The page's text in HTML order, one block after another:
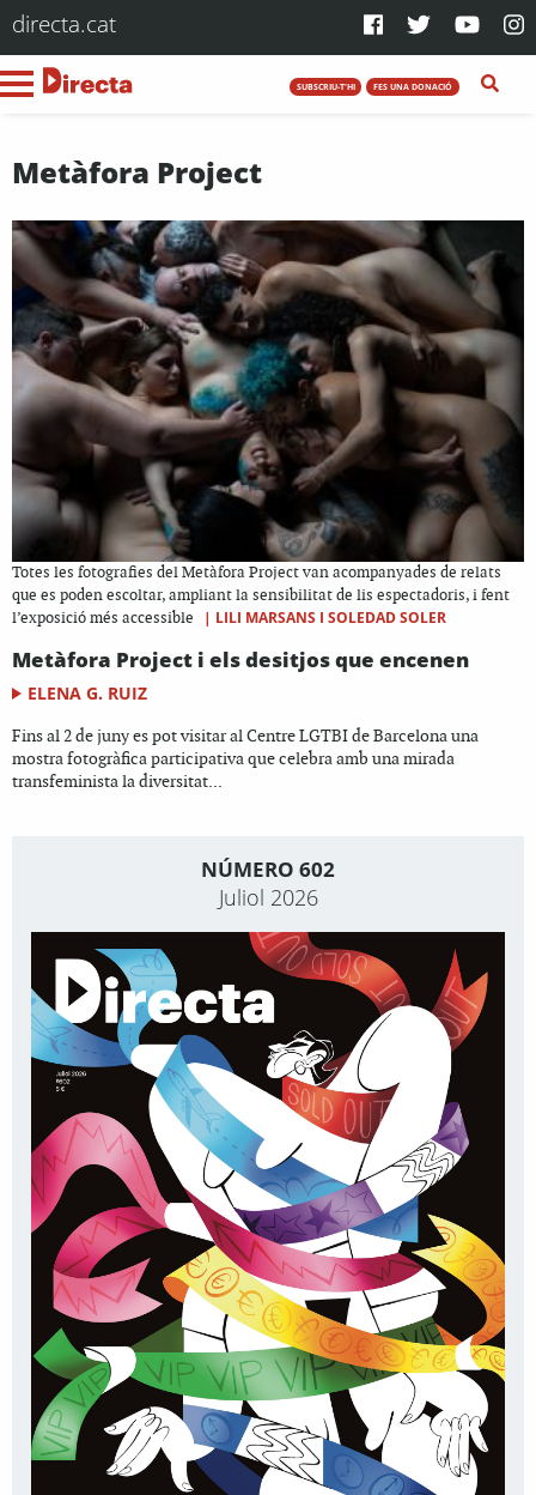
directa.cat
SUBSCRIU-T'HI FES UNA DONACIÓ
Metàfora Project
Totes les fotografies del Metàfora Project van acompanyades de relats
que es poden escoltar, ampliant la sensibilitat de lis espectadoris, i fent
l’exposició més accessible
| LILI MARSANS I SOLEDAD SOLER
Metàfora Project i els desitjos que encenen
ELENA G. RUIZ
Fins al 2 de juny es pot visitar al Centre LGTBI de Barcelona una
mostra fotogràfica participativa que celebra amb una mirada
transfeminista la diversitat...
NÚMERO 602
Juliol 2026